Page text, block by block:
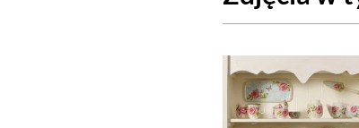
NATURALNA APTECZKA
ZWIERZĘTA DOMOWE